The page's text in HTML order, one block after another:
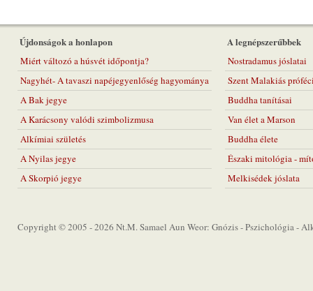
Újdonságok a honlapon
Miért változó a húsvét időpontja?
Nagyhét- A tavaszi napéjegyenlőség hagyománya
A Bak jegye
A Karácsony valódi szimbolizmusa
Alkímiai születés
A Nyilas jegye
A Skorpió jegye
A legnépszerűbbek
Nostradamus jóslatai
Szent Malakiás
Buddha tanításai
Van élet a Marson
Buddha élete
Északi mitológia -
Melkisédek jóslata
Copyright © 2005 - 2026 Nt.M. Samael Aun Weor: Gnózis - Pszichológia -